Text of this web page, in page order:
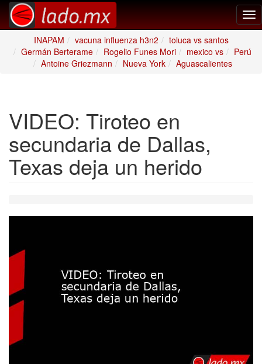
INAPAM
vacuna influenza h3n2
toluca vs santos
Germán Berterame
Rogelio Funes Mori mexico vs
Perú
Antoine Griezmann
Nueva York Aguascalientes
VIDEO: Tiroteo en
secundaria de Dallas,
Texas deja un herido